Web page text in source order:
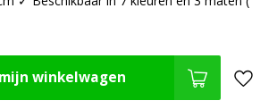
winkelwagen